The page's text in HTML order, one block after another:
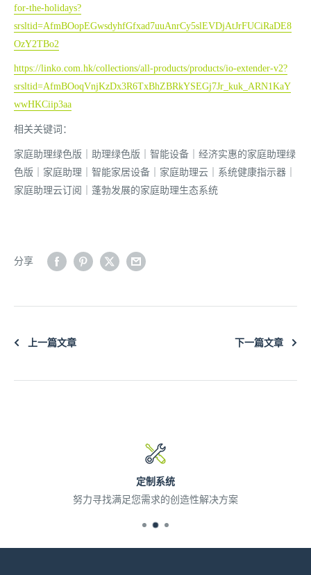
for-the-holidays?
srsltid=AfmBOopEGwsdyhfGfxad7uuAnrCy5slEVDjAtJrFUCiRaDE8
OzY2TBo2
https://linko.com.hk/collections/all-products/products/io-extender-v2?
srsltid=AfmBOoqVnjKzDx3R6TxBhZBRkYSEGj7Jr_kuk_ARN1KaY
wwHKCiip3aa
相关关键词：
家庭助理绿色版｜助理绿色版｜智能设备｜经济实惠的家庭助理绿
色版｜家庭助理｜智能家居设备｜家庭助理云｜系统健康指示器｜
家庭助理云订阅｜蓬勃发展的家庭助理生态系统
分享
上一篇文章 下一篇文章
定制系统
努力寻找满足您需求的创造性解决方案